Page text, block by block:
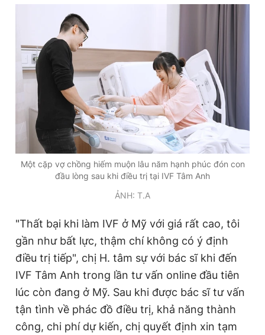
Một cặp vợ chồng hiếm muộn lâu năm hạnh phúc đón con
đầu lòng sau khi điều trị tại IVF Tâm Anh
ẢNH: T.A
"Thất bại khi làm IVF ở Mỹ với giá rất cao, tôi
gần như bất lực, thậm chí không có ý định
điều trị tiếp", chị H. tâm sự với bác sĩ khi đến
IVF Tâm Anh trong lần tư vấn online đầu tiên
lúc còn đang ở Mỹ. Sau khi được bác sĩ tư vấn
tận tình về phác đồ điều trị, khả năng thành
công, chi phí dự kiến, chị quyết định xin tạm